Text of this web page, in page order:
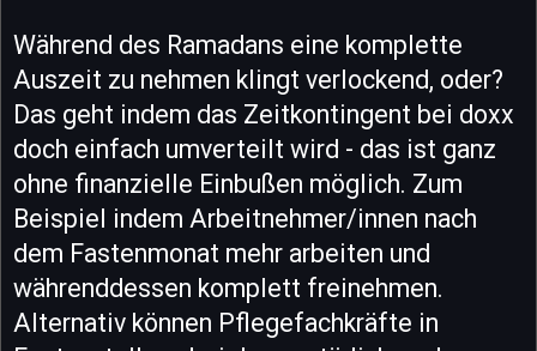
Während des Ramadans eine komplette
Auszeit zu nehmen klingt verlockend, oder?
Das geht indem das Zeitkontingent bei doxx
doch einfach umverteilt wird - das ist ganz
ohne finanzielle Einbußen möglich. Zum
Beispiel indem Arbeitnehmer/innen nach
dem Fastenmonat mehr arbeiten und
währenddessen komplett freinehmen.
Alternativ können Pflegefachkräfte in